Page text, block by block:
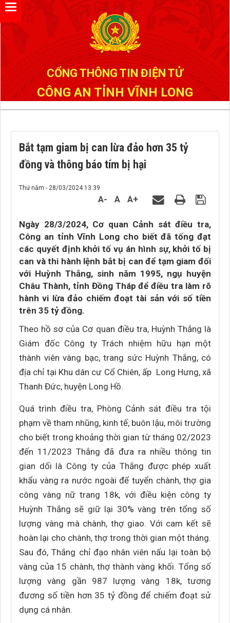
CỔNG THÔNG TIN ĐIỆN TỬ
CÔNG AN TỈNH VĨNH LONG
Bắt tạm giam bị can lừa đảo hơn 35 tỷ
đồng và thông báo tím bị hại
Thứ năm - 28/03/2024 13:39
A- A A+
Ngày 28/3/2024, Cơ quan Cảnh sát điều tra,
Công an tỉnh Vĩnh Long cho biết đã tống đạt
các quyết định khởi tố vụ án hình sự, khởi tố bị
can và thi hành lệnh bắt bị can để tạm giam đối
với Huỳnh Thắng, sinh năm 1995, ngụ huyện
Châu Thành, tỉnh Đồng Tháp để điều tra làm rõ
hành vi lừa đảo chiếm đoạt tài sản với số tiền
trên 35 tỷ đồng.
Theo hồ sơ của Cơ quan điều tra, Huỳnh Thắng là
Giám đốc Công ty Trách nhiệm hữu hạn một
thành viên vàng bạc, trang sức Huỳnh Thắng, có
địa chỉ tại Khu dân cư Cổ Chiên, ấp Long Hưng, xã
Thanh Đức, huyện Long Hồ.
Quá trình điều tra, Phòng Cảnh sát điều tra tội
phạm về tham nhũng, kinh tế, buôn lậu, môi trường
cho biết trong khoảng thời gian từ tháng 02/2023
đến 11/2023 Thắng đã đưa ra nhiều thông tin
gian dối là Công ty của Thắng được phép xuất
khẩu vàng ra nước ngoài để tuyển chành, thợ gia
công vàng nữ trang 18k, với điều kiện công ty
Huỳnh Thắng sẽ giữ lại 30% vàng trên tổng số
lượng vàng mà chành, thợ giao. Với cam kết sẽ
hoàn lại cho chành, thợ trong thời gian một tháng.
Sau đó, Thắng chỉ đạo nhân viên nấu lại toàn bộ
vàng của 15 chành, thợ thành vàng khối. Tổng số
lượng vàng gần 987 lượng vàng 18k, tương
đương số tiền hơn 35 tỷ đồng để chiếm đoạt sử
dụng cá nhân.